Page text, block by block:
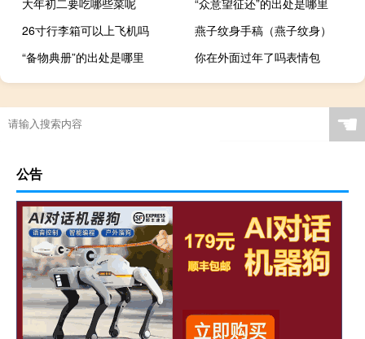
26寸行李箱可以上飞机吗
燕子纹身手稿（燕子纹身）
“备物典册”的出处是哪里
你在外面过年了吗表情包
☚
公告